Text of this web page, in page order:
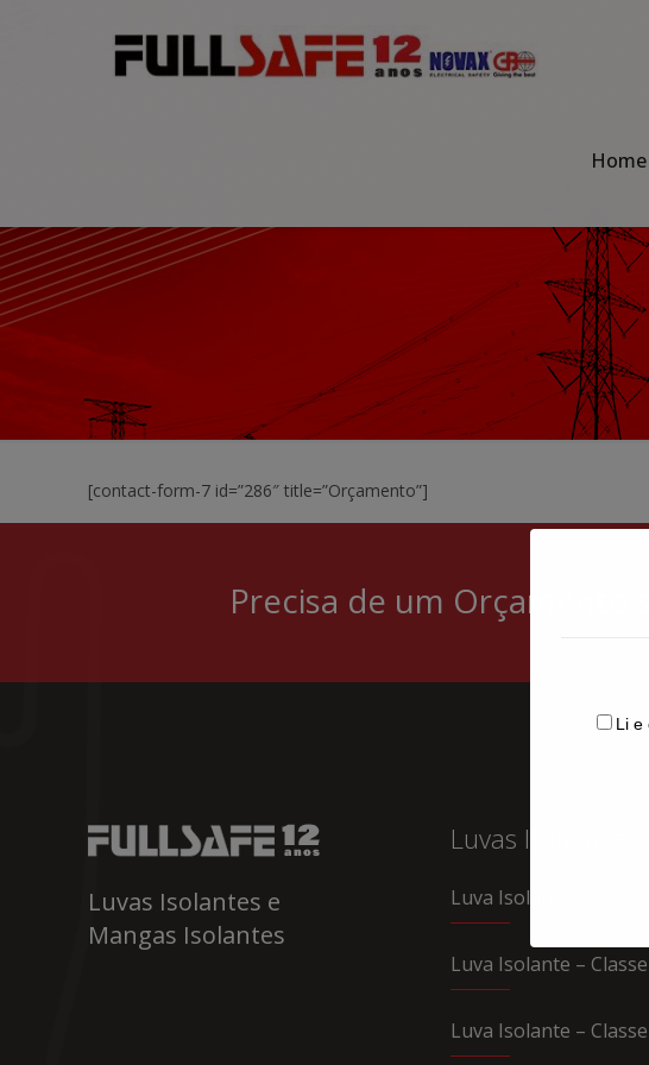
Home
[contact-form-7 id=”286″ title=”Orçamento”]
Precisa de um Orçamento
Luvas Isolantes e
Mangas Isolantes
Luvas Isolantes
Luva Isolante – Classe
Luva Isolante – Classe
Luva Isolante – Classe
Li e